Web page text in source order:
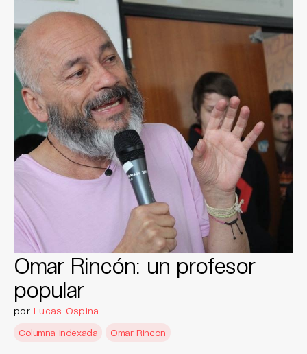
Omar Rincón: un profesor
popular
por Lucas Ospina
Columna indexada
Omar Rincon